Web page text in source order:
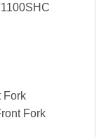
Fork
Fork